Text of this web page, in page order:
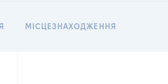
МІСЦЕЗНАХОДЖЕННЯ